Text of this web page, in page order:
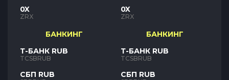
0X
ZRX
БАНКИНГ
Т-БАНК RUB
TCSBRUB
СБП RUB
0X
ZRX
БАНКИНГ
Т-БАНК RUB
TCSBRUB
СБП RUB